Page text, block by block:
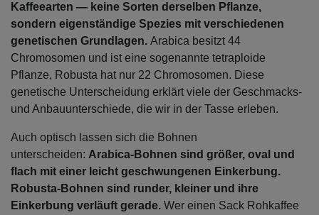
Kaffeearten — keine Sorten derselben Pflanze,
sondern eigenständige Spezies mit verschiedenen
genetischen Grundlagen. Arabica besitzt 44
Chromosomen und ist eine sogenannte tetraploide
Pflanze, Robusta hat nur 22 Chromosomen. Diese
genetische Unterscheidung erklärt viele der Geschmacks-
und Anbauunterschiede, die wir in der Tasse erleben.
Auch optisch lassen sich die Bohnen
unterscheiden: Arabica-Bohnen sind größer, oval und
flach mit einer leicht geschwungenen Einkerbung.
Robusta-Bohnen sind runder, kleiner und ihre
Einkerbung verläuft gerade. Wer einen Sack Rohkaffee